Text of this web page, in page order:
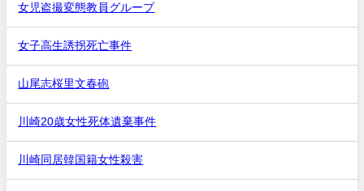
女児盗撮変態教員グループ
女子高生誘拐死亡事件
山尾志桜里文春砲
川崎20歳女性死体遺棄事件
川崎同居韓国籍女性殺害